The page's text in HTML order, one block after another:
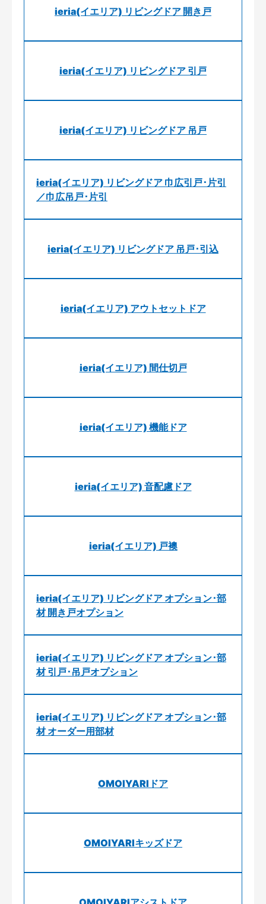
ieria(イエリア) リビングドア 開き戸
ieria(イエリア) リビングドア 引戸
ieria(イエリア) リビングドア 吊戸
ieria(イエリア) リビングドア 巾広引戸･片引
／巾広吊戸･片引
ieria(イエリア) リビングドア 吊戸･引込
ieria(イエリア) アウトセットドア
ieria(イエリア) 間仕切戸
ieria(イエリア) 機能ドア
ieria(イエリア) 音配慮ドア
ieria(イエリア) 戸襖
ieria(イエリア) リビングドア オプション･部
材 開き戸オプション
ieria(イエリア) リビングドア オプション･部
材 引戸･吊戸オプション
ieria(イエリア) リビングドア オプション･部
材 オーダー用部材
OMOIYARIドア
OMOIYARIキッズドア